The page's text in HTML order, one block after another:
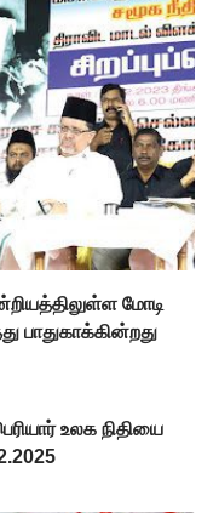
மோடி
பாதுகாக்கின்றது
உலக நிதியை